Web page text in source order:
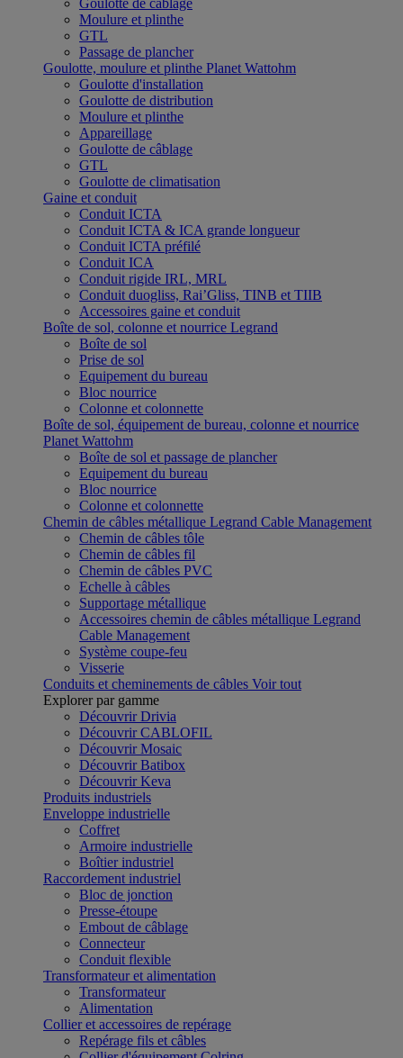
Goulotte de câblage
Moulure et plinthe
GTL
Passage de plancher
Goulotte, moulure et plinthe Planet Wattohm
Goulotte d'installation
Goulotte de distribution
Moulure et plinthe
Appareillage
Goulotte de câblage
GTL
Goulotte de climatisation
Gaine et conduit
Conduit ICTA
Conduit ICTA & ICA grande longueur
Conduit ICTA préfilé
Conduit ICA
Conduit rigide IRL, MRL
Conduit duogliss, Rai’Gliss, TINB et TIIB
Accessoires gaine et conduit
Boîte de sol, colonne et nourrice Legrand
Boîte de sol
Prise de sol
Equipement du bureau
Bloc nourrice
Colonne et colonnette
Boîte de sol, équipement de bureau, colonne et nourrice
Planet Wattohm
Boîte de sol et passage de plancher
Equipement du bureau
Bloc nourrice
Colonne et colonnette
Chemin de câbles métallique Legrand Cable Management
Chemin de câbles tôle
Chemin de câbles fil
Chemin de câbles PVC
Echelle à câbles
Supportage métallique
Accessoires chemin de câbles métallique Legrand
Cable Management
Système coupe-feu
Visserie
Conduits et cheminements de câbles Voir tout
Explorer par gamme
Découvrir Drivia
Découvrir CABLOFIL
Découvrir Mosaic
Découvrir Batibox
Découvrir Keva
Produits industriels
Enveloppe industrielle
Coffret
Armoire industrielle
Boîtier industriel
Raccordement industriel
Bloc de jonction
Presse-étoupe
Embout de câblage
Connecteur
Conduit flexible
Transformateur et alimentation
Transformateur
Alimentation
Collier et accessoires de repérage
Repérage fils et câbles